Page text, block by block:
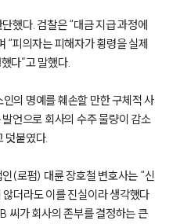
했다. 검찰은 “대금 지급 과정에
“피의자는 피해자가 횡령을 실제
다”고 말했다.
의 명예를 훼손할 만한 구체적 사
언으로 회사의 수주 물량이 감소
덧붙였다.
(로펌) 대륜 장호철 변호사는 “신
더라도 이를 진실이라 생각했다
씨가 회사의 존부를 결정하는 큰